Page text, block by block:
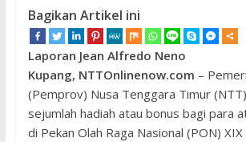
Bagikan Artikel ini
Laporan Jean Alfredo Neno
Kupang, NTTOnlinenow.com –
(Pemprov) Nusa Tenggara Timur
sejumlah hadiah atau bonus bagi para
di Pekan Olah Raga Nasional (PON)